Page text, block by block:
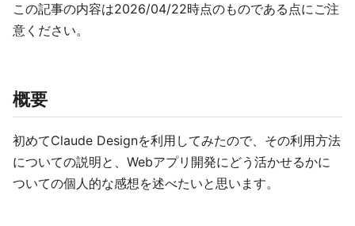
この記事の内容は2026/04/22時点のものである点にご注
意ください。
概要
初めてClaude Designを利用してみたので、その利用方法
についての説明と、Webアプリ開発にどう活かせるかに
ついての個人的な感想を述べたいと思います。